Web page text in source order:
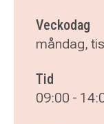
Veckodag
måndag,
Tid
09:00 -